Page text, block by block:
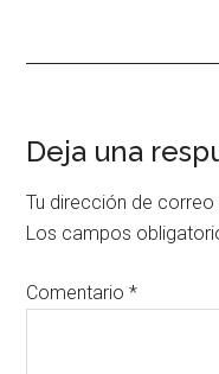
con
los
lectores
Deja una
Tu dirección de
Los campos
Comentario*